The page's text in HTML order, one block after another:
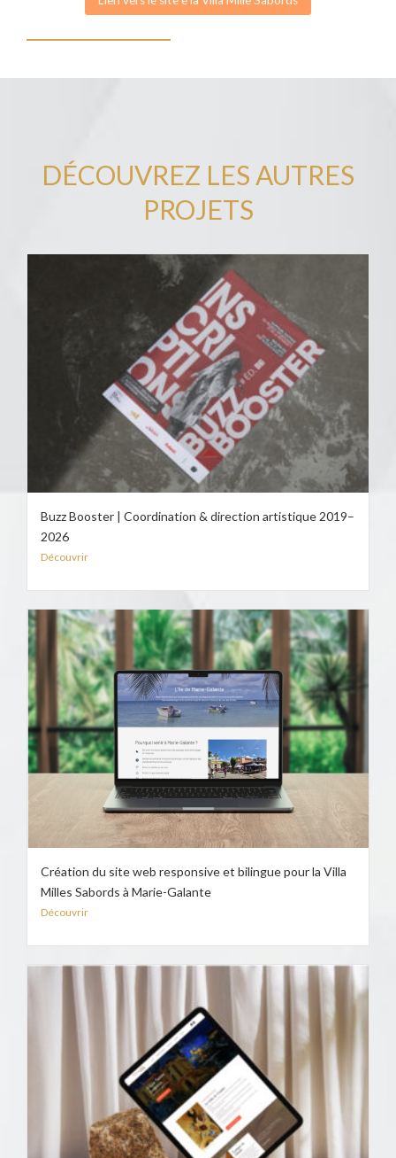
DÉCOUVREZ LES AUTRES
PROJETS
Buzz Booster | Coordination & direction artistique 2019–
2026
Découvrir
Création du site web responsive et bilingue pour la Villa
Milles Sabords à Marie-Galante
Découvrir